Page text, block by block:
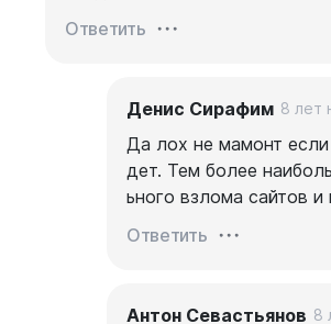
Ответить
Денис Сирафим 8 лет
Да лох не мамонт если
дет. Тем более
ьного взлома сайтов
Ответить
Антон Севастьянов 8